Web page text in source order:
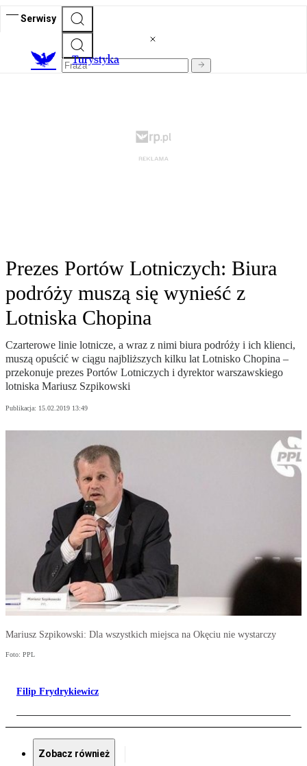
Serwisy
Turystyka
Prezes Portów Lotniczych: Biura
podróży muszą się wynieść z
Lotniska Chopina
Czarterowe linie lotnicze, a wraz z nimi biura podróży i ich klienci,
muszą opuścić w ciągu najbliższych kilku lat Lotnisko Chopina –
przekonuje prezes Portów Lotniczych i dyrektor warszawskiego
lotniska Mariusz Szpikowski
Publikacja: 15.02.2019 13:49
Mariusz Szpikowski: Dla wszystkich miejsca na Okęciu nie wystarczy
Foto: PPL
Filip Frydrykiewicz
Zobacz również